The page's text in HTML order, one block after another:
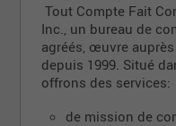
Tout Compte Fait
Inc., un bureau de
agréés, œuvre
depuis 1999. Situé
offrons des services:
de mission de